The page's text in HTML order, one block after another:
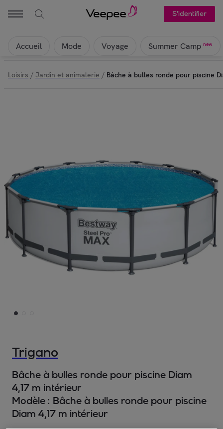
S'identifier
Accueil Mode Voyage Summer Camp new
Loisirs / Jardin et animalerie / Bâche à bulles ronde pour piscine
Trigano
Bâche à bulles ronde pour piscine Diam
4,17 m intérieur
Modèle : Bâche à bulles ronde pour piscine
Diam 4,17 m intérieur